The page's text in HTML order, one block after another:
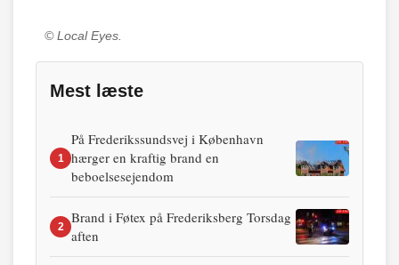
© Local Eyes.
Mest læste
1
På Frederikssundsvej i København
hærger en kraftig brand en
beboelsesejendom
2
Brand i Føtex på Frederiksberg Torsdag
aften